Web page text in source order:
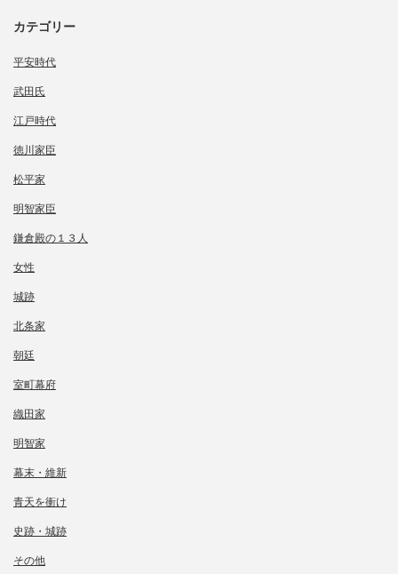
カテゴリー
平安時代
武田氏
江戸時代
徳川家臣
松平家
明智家臣
鎌倉殿の１３人
女性
城跡
北条家
朝廷
室町幕府
織田家
明智家
幕末・維新
青天を衝け
史跡・城跡
その他